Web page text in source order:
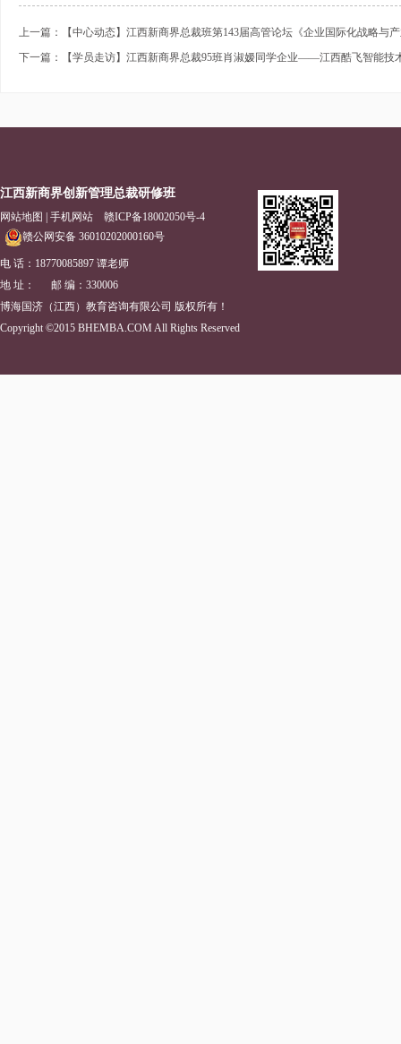
上一篇：【中心动态】江西新商界总裁班第143届高管论坛《企业国际化战略与
下一篇：【学员走访】江西新商界总裁95班肖淑嫒同学企业——江西酷飞智能技
江西新商界创新管理总裁研修班
网站地图 手机网站
赣ICP备18002050号-4
赣公网安备 36010202000160号
电 话：18770085897 谭老师
地 址： 邮 编：330006
博海国济（江西）教育咨询有限公司 版权所有！
Copyright ©2015 BHEMBA.COM All Rights Reserved